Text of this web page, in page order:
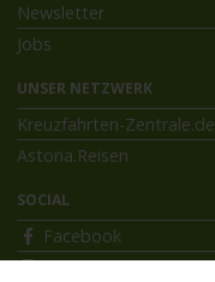
Newsletter
Jobs
UNSER NETZWERK
Kreuzfahrten-Zentrale.de
Astoria.Reisen
SOCIAL
Facebook
Instagram